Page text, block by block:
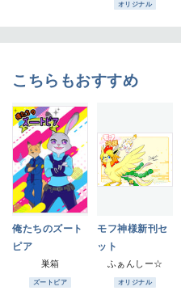
オリジナル
こちらもおすすめ
俺たちのズート
ピア
巣箱
ズートピア
モフ神様新刊セ
ット
ふぁんしー☆
オリジナル